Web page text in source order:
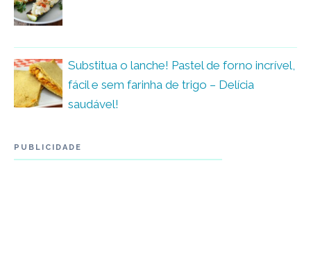
Substitua o lanche! Pastel de forno incrível,
fácil e sem farinha de trigo – Delícia
saudável!
PUBLICIDADE